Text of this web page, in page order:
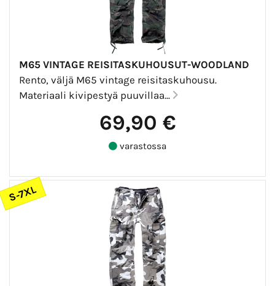
M65 VINTAGE REISITASKUHOUSUT-WOODLAND
Rento, väljä M65 vintage reisitaskuhousu.
Materiaali kivipestyä puuvillaa...
69,90 €
varastossa
S-7XL